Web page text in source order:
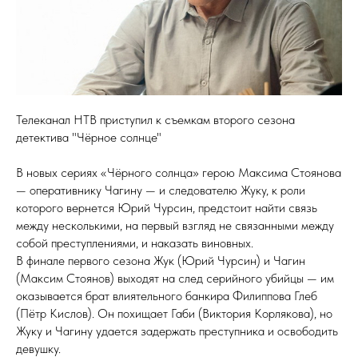
Телеканал НТВ приступил к съемкам второго сезона
детектива "Чёрное солнце"
В новых сериях «Чёрного солнца» герою Максима Стоянова
— оперативнику Чагину — и следователю Жуку, к роли
которого вернется Юрий Чурсин, предстоит найти связь
между несколькими, на первый взгляд не связанными между
собой преступлениями, и наказать виновных.
В финале первого сезона Жук (Юрий Чурсин) и Чагин
(Максим Стоянов) выходят на след серийного убийцы — им
оказывается брат влиятельного банкира Филиппова Глеб
(Пётр Кислов). Он похищает Габи (Виктория Корлякова), но
Жуку и Чагину удается задержать преступника и освободить
девушку.